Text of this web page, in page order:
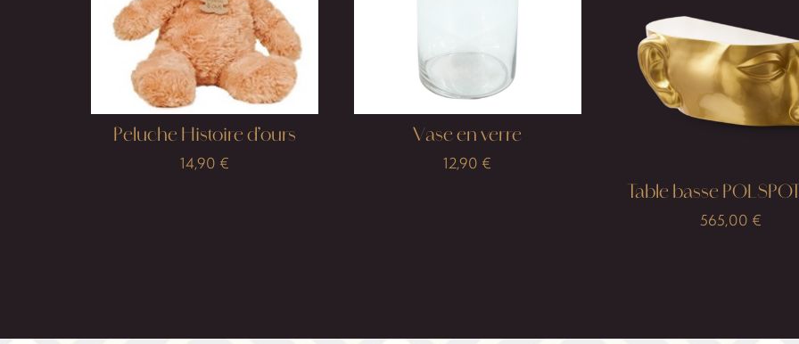
Peluche Histoire d’ours
14,90 €
Vase en verre
12,90 €
Table basse
565,00 €